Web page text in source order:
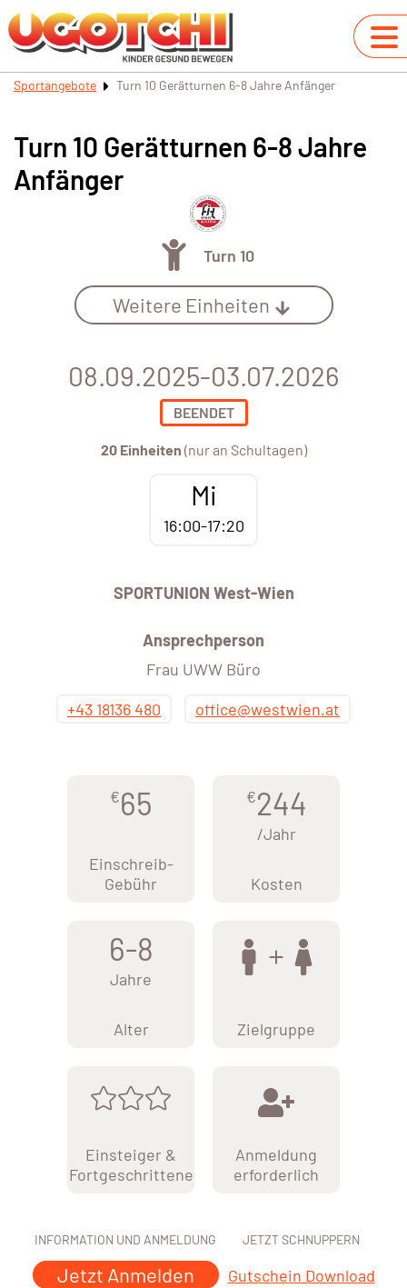
Sportangebote Turn 10 Gerätturnen 6-8 Jahre Anfänger
Turn 10 Gerätturnen 6-8 Jahre
Anfänger
Turn 10
Weitere Einheiten
08.09.2025-03.07.2026
BEENDET
20 Einheiten (nur an Schultagen)
Mi
16:00-17:20
SPORTUNION West-Wien
Ansprechperson
Frau UWW Büro
+43 18136 480
office@westwien.at
€65
Einschreib-
Gebühr
€244
/Jahr
Kosten
6-8
Jahre
Alter Zielgruppe
Einsteiger &
Fortgeschrittene
Anmeldung
erforderlich
INFORMATION UND ANMELDUNG
Jetzt Anmelden
JETZT SCHNUPPERN
Gutschein Download